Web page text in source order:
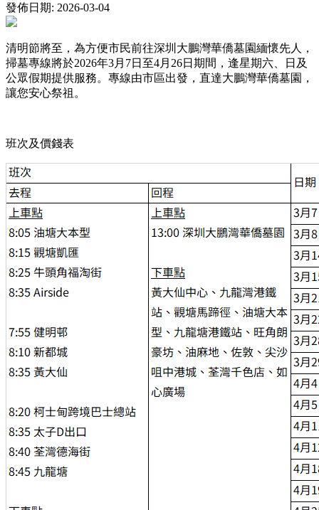
發佈日期: 2026-03-04
清明節將至，為方便市民前往深圳大鵬灣華僑墓園緬懷先人，
掃墓專線將於2026年3月7日至4月26日期間，逢星期六、日及
公眾假期提供服務。專線由市區出發，直達大鵬灣華僑墓園，
讓您安心祭祖。
班次及價錢表